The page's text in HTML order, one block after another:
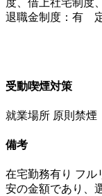
度、借上社宅制度
退職金制度：有
受動喫煙対策
就業場所 原則禁煙
備考
在宅勤務有り フル
安の金額であり、